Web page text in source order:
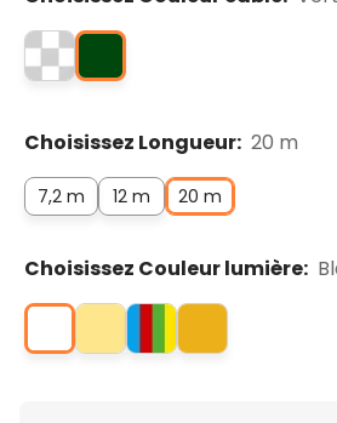
Choisissez Longueur: 20 m
7,2 m 12 m 20 m
Choisissez Couleur lumière: